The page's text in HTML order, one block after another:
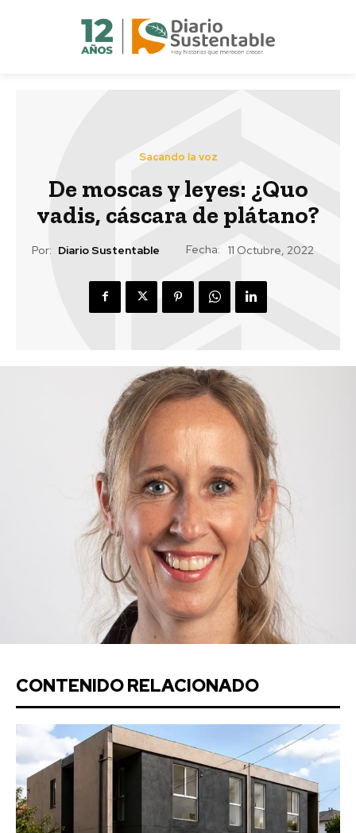
Sacando la voz
De moscas y leyes: ¿Quo
vadis, cáscara de plátano?
Por: Diario Sustentable Fecha: 11 Octubre, 2022
CONTENIDO RELACIONADO